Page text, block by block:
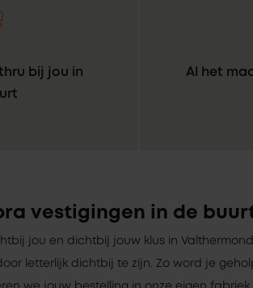
bij jou in
Al het
vestigingen in de
jou en dichtbij jouw klus in
letterlijk dichtbij te zijn. Zo word je